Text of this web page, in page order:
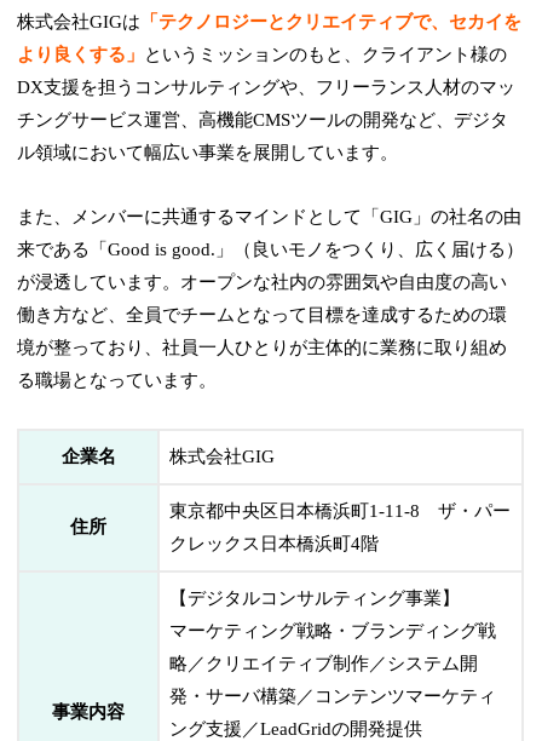
株式会社GIGは 「テクノロジーとクリエイティブで、セカイを
より良くする」
というミッションのもと、クライアント様の
DX支援を担うコンサルティングや、フリーランス人材のマッ
チングサービス運営、高機能CMSツールの開発など、デジタ
ル領域において幅広い事業を展開しています。
また、メンバーに共通するマインドとして「GIG」の社名の由
来である「Good is good.」（良いモノをつくり、広く届ける）
が浸透しています。オープンな社内の雰囲気や自由度の高い
働き方など、全員でチームとなって目標を達成するための環
境が整っており、社員一人ひとりが主体的に業務に取り組め
る職場となっています。
企業名 株式会社GIG
住所
東京都中央区日本橋浜町1-11-8 ザ・パー
クレックス日本橋浜町4階
事業内容
【デジタルコンサルティング事業】
マーケティング戦略・ブランディング戦
略／クリエイティブ制作／システム開
発・サーバ構築／コンテンツマーケティ
ング支援／LeadGridの開発提供